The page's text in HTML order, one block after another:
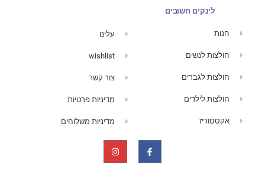
לינקים חשובים
חנות
חולצות לנשים
חולצות לגברים
חולצות לילדים
אקססוריז
עלינו
wishlist
צור קשר
מדיניות פרטיות
מדיניות משלוחים